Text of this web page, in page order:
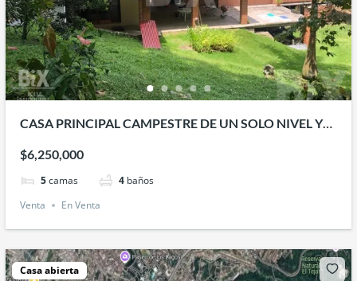
CASA PRINCIPAL CAMPESTRE DE UN SOLO NIVEL Y
$6,250,000
5camas 4 baños
Venta
En Venta
Casa abierta